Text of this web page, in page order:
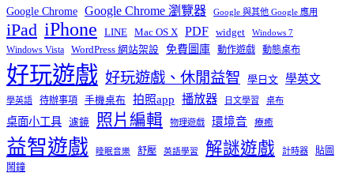
Google Chrome Google Chrome 瀏覽器 Google 與其他 Google 應用
iPad iPhone LINE Mac OS X PDF widget Windows 7
Windows Vista WordPress 網站架設 免費圖庫 動作遊戲 動態桌布
好玩遊戲 好玩遊戲、休閒益智 學日文 學英文
學英語 待辦事項 手機桌布 拍照app 播放器 日文學習 桌布
桌面小工具 濾鏡 照片編輯 物理遊戲 環境音 療癒
益智遊戲 睡眠音樂 舒壓 英語學習 解謎遊戲 計時器
貼圖
鬧鐘